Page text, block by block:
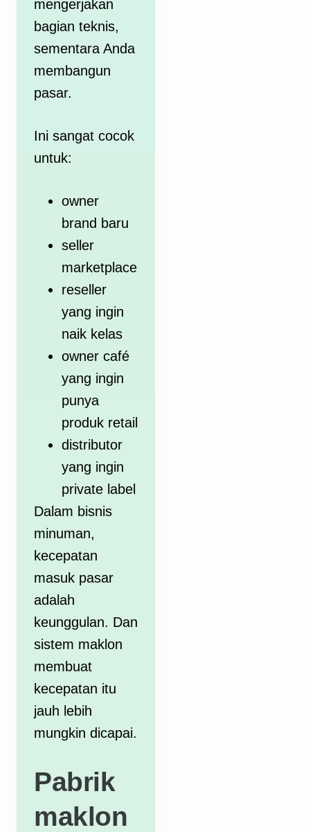
mengerjakan
bagian teknis,
sementara Anda
membangun
pasar.
Ini sangat cocok
untuk:
owner
brand baru
seller
marketplace
reseller
yang ingin
naik kelas
owner café
yang ingin
punya
produk retail
distributor
yang ingin
private label
Dalam bisnis
minuman,
kecepatan
masuk pasar
adalah
keunggulan. Dan
sistem maklon
membuat
kecepatan itu
jauh lebih
mungkin dicapai.
Pabrik
maklon